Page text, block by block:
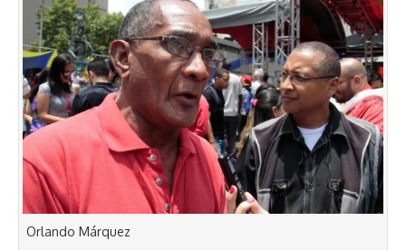
Orlando Márquez